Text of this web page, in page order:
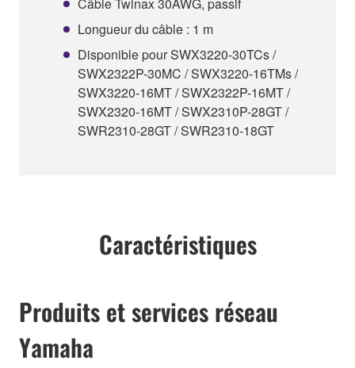
Longueur du câble : 1 m
Disponible pour SWX3220-30TCs /
SWX2322P-30MC / SWX3220-16TMs /
SWX3220-16MT / SWX2322P-16MT /
SWX2320-16MT / SWX2310P-28GT /
SWR2310-28GT / SWR2310-18GT
Caractéristiques
Produits et services réseau
Yamaha